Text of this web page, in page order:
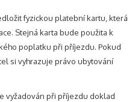
fyzickou platební kartu, která
Stejná karta bude použita k
poplatku při příjezdu. Pokud
si vyhrazuje právo ubytování
vyžadován při příjezdu doklad